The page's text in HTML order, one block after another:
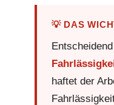
💡 DAS
haftet der